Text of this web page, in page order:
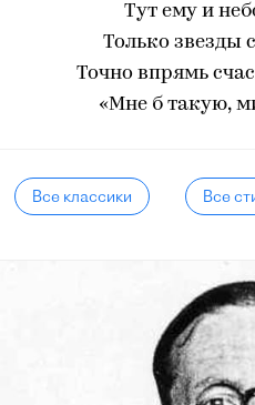
Тут ему и
Только звезды
Точно впрямь
«Мне б такую,
Все классики Все